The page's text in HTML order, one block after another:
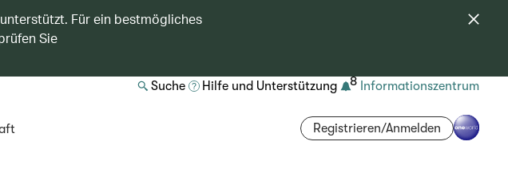
Für ein bestmögliches
Sie
Suche Hilfe und Unterstützung 8 Informationszentrum
Registrieren/Anmelden